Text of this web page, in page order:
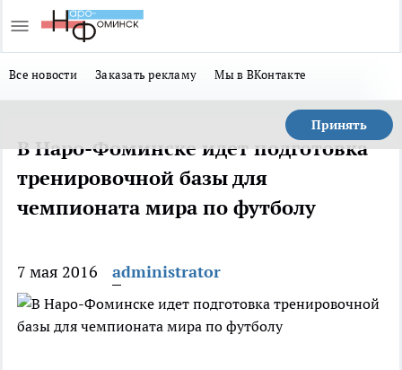
Все новости Заказать рекламу Мы в ВКонтакте
Принять
В Наро-Фоминске идет подготовка
тренировочной базы для
чемпионата мира по футболу
7 мая 2016 administrator